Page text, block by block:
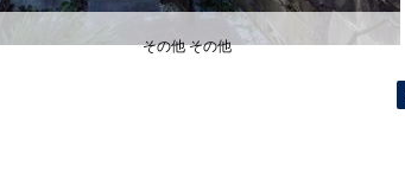
その他 その他